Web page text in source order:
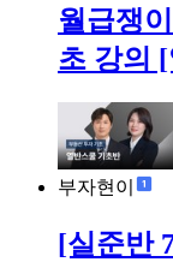
월급쟁
초 강의
부자현이
[실준반